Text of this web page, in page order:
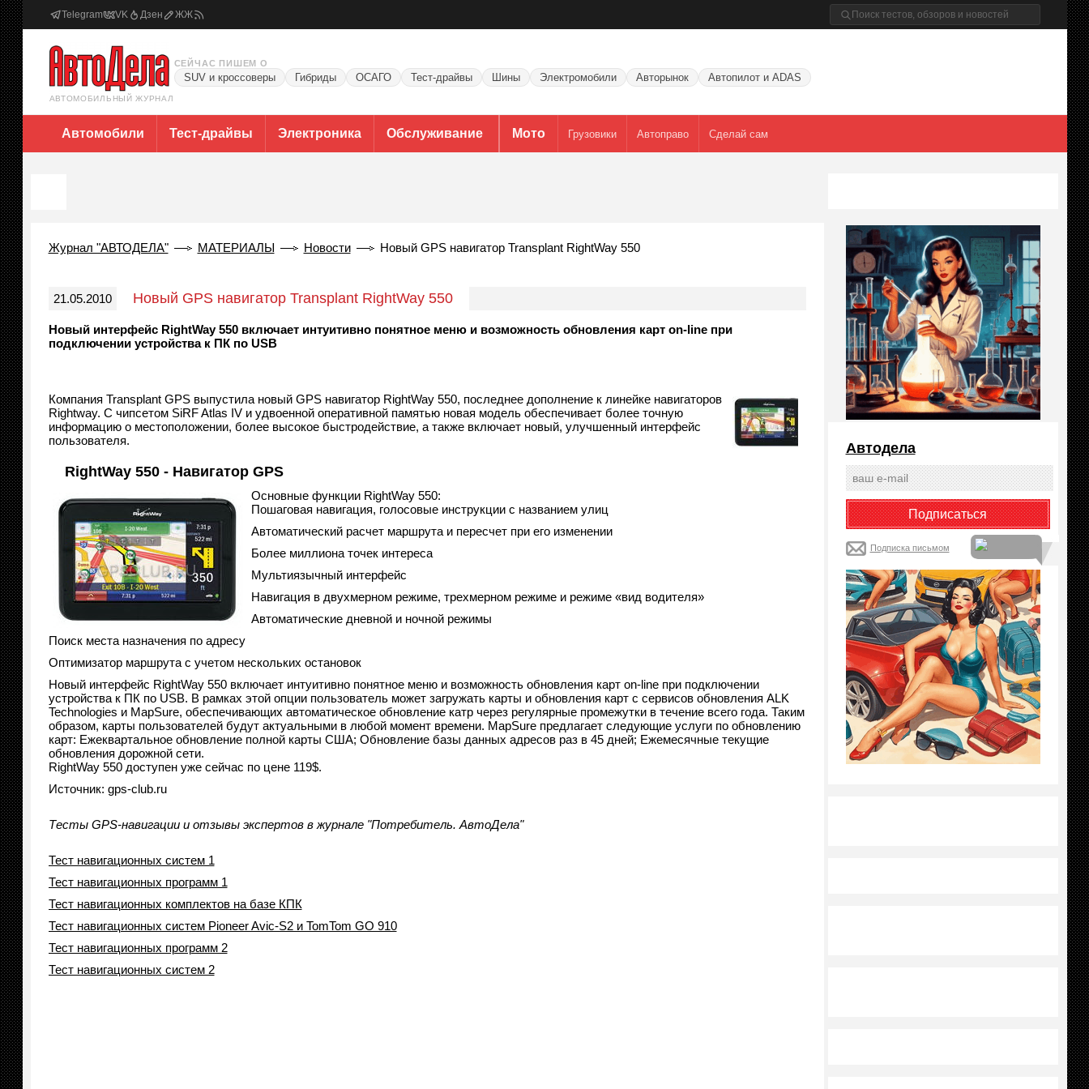
Telegram VK Дзен ЖЖ
АВТОМОБИЛЬНЫЙ ЖУРНАЛ
СЕЙЧАС ПИШЕМ О
SUV и кроссоверы Гибриды ОСАГО Тест-драйвы Шины Электромобили Авторынок Автопилот и ADAS
Автомобили Тест-драйвы Электроника Обслуживание Мото Грузовики Автоправо Сделай сам
Журнал "АВТОДЕЛА" МАТЕРИАЛЫ Новости Новый GPS навигатор Transplant RightWay 550
21.05.2010 Новый GPS навигатор Transplant RightWay 550
Новый интерфейс RightWay 550 включает интуитивно понятное меню и возможность обновления карт on-line при
подключении устройства к ПК по USB
Компания Transplant GPS выпустила новый GPS навигатор RightWay 550, последнее дополнение к линейке навигаторов
Rightway. С чипсетом SiRF Atlas IV и удвоенной оперативной памятью новая модель обеспечивает более точную
информацию о местоположении, более высокое быстродействие, а также включает новый, улучшенный интерфейс
пользователя.
RightWay 550 - Навигатор GPS
Основные функции RightWay 550:
Пошаговая навигация, голосовые инструкции с названием улиц
Автоматический расчет маршрута и пересчет при его изменении
Более миллиона точек интереса
Мультиязычный интерфейс
Навигация в двухмерном режиме, трехмерном режиме и режиме «вид водителя»
Автоматические дневной и ночной режимы
Поиск места назначения по адресу
Оптимизатор маршрута с учетом нескольких остановок
Новый интерфейс RightWay 550 включает интуитивно понятное меню и возможность обновления карт on-line при подключении
устройства к ПК по USB. В рамках этой опции пользователь может загружать карты и обновления карт с сервисов обновления ALK
Technologies и MapSure, обеспечивающих автоматическое обновление катр через регулярные промежутки в течение всего года. Таким
образом, карты пользователей будут актуальными в любой момент времени. MapSure предлагает следующие услуги по обновлению
карт: Ежеквартальное обновление полной карты США; Обновление базы данных адресов раз в 45 дней; Ежемесячные текущие
обновления дорожной сети.
RightWay 550 доступен уже сейчас по цене 119$.
Источник: gps-club.ru
Тесты GPS-навигации и отзывы экспертов в журнале "Потребитель. АвтоДела"
Тест навигационных систем 1
Тест навигационных программ 1
Тест навигационных комплектов на базе КПК
Тест навигационных систем Pioneer Avic-S2 и TomTom GO 910
Тест навигационных программ 2
Тест навигационных систем 2
Автодела
Подписка письмом